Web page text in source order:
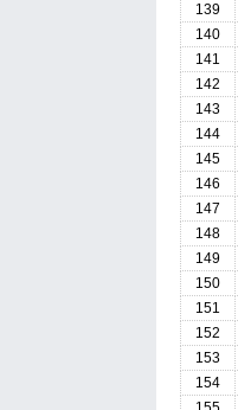
139
140
141
142
143
144
145
146
147
148
149
150
151
152
153
154